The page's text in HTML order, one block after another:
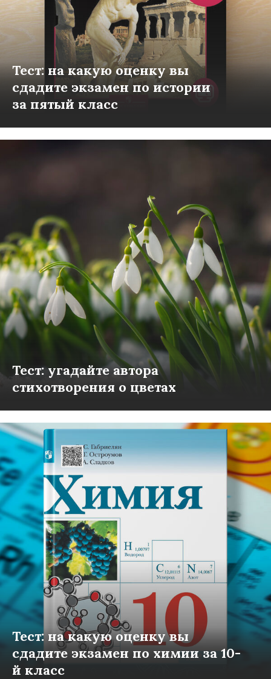
Тест: на какую оценку вы
сдадите экзамен по истории
за пятый класс
Тест: угадайте автора
стихотворения о цветах
Тест: на какую оценку вы
сдадите экзамен по химии за 10-
й класс